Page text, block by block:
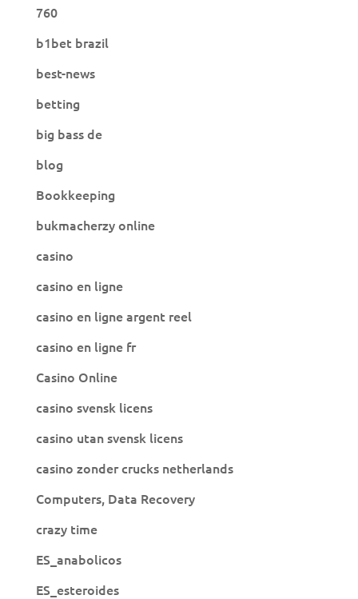
760
b1bet brazil
best-news
betting
big bass de
blog
Bookkeeping
bukmacherzy online
casino
casino en ligne
casino en ligne argent reel
casino en ligne fr
Casino Online
casino svensk licens
casino utan svensk licens
casino zonder crucks netherlands
Computers, Data Recovery
crazy time
ES_anabolicos
ES_esteroides